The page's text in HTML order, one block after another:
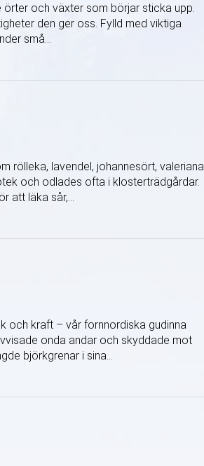
och växter som börjar sticka upp.
den ger oss. Fylld med viktiga
små...
rölleka, lavendel, johannesört, valeriana
och odlades ofta i klosterträdgårdar.
att läka sår,...
och kraft – vår fornnordiska gudinna
onda andar och skyddade mot
björkgrenar i sina...